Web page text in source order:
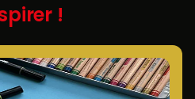
!